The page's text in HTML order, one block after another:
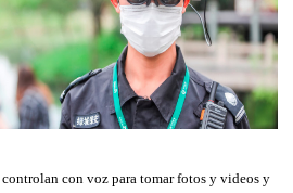
controlan con voz para tomar fotos y videos y